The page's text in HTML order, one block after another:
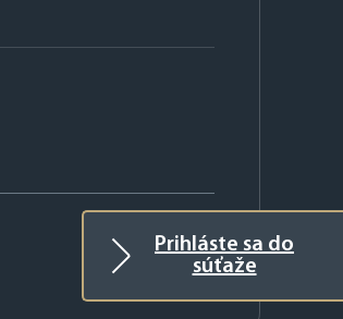
Prihláste sa do
súťaže